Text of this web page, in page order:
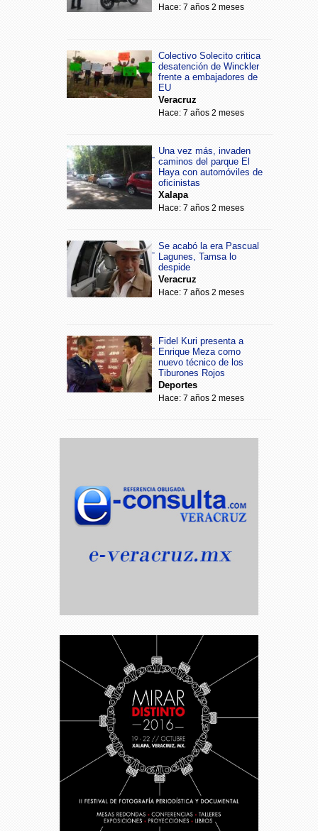
Hace: 7 años 2 meses
Colectivo Solecito critica
desatención de Winckler
frente a embajadores de
EU
Veracruz
Hace: 7 años 2 meses
Una vez más, invaden
caminos del parque El
Haya con automóviles de
oficinistas
Xalapa
Hace: 7 años 2 meses
Se acabó la era Pascual
Lagunes, Tamsa lo
despide
Veracruz
Hace: 7 años 2 meses
Fidel Kuri presenta a
Enrique Meza como
nuevo técnico de los
Tiburones Rojos
Deportes
Hace: 7 años 2 meses